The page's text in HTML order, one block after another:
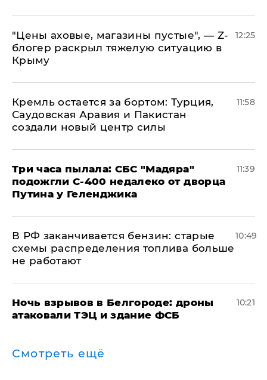
​"Цены аховые, магазины пустые", — Z-
блогер раскрыл тяжелую ситуацию в
Крыму
12:25
​Кремль остается за бортом: Турция,
Саудовская Аравия и Пакистан
создали новый центр силы
11:58
Три часа пылала: СБС "Мадяра"
подожгли С-400 недалеко от дворца
Путина у Геленджика
11:39
​В РФ заканчивается бензин: старые
схемы распределения топлива больше
не работают
10:49
​Ночь взрывов в Белгороде: дроны
атаковали ТЭЦ и здание ФСБ
10:21
Смотреть ещё